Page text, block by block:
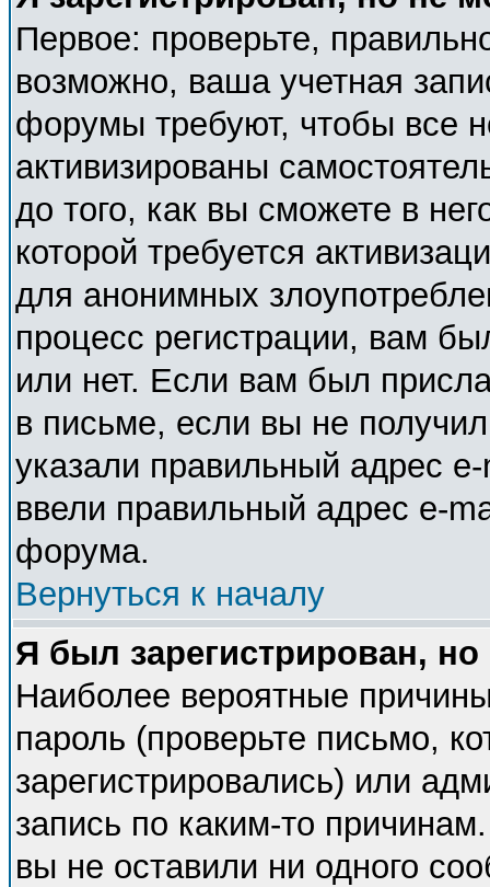
Первое: проверьте,
возможно, ваша учетная
форумы требуют, чтобы все
активизированы
до того, как вы сможете в
которой требуется
для анонимных
процесс регистрации, вам
или нет. Если вам был
в письме, если вы не
указали правильный адрес
ввели правильный адрес e-
форума.
Вернуться к началу
Я был зарегистрирован,
Наиболее вероятные
пароль (проверьте письмо,
зарегистрировались) или
запись по каким-то
вы не оставили ни одного